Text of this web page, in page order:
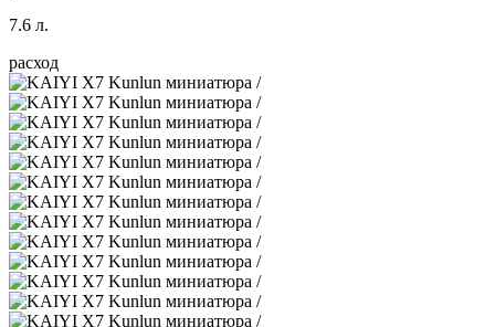
7.6 л.
расход